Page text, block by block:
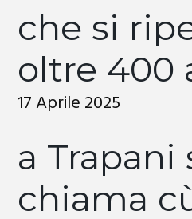
che si
oltre 400
17 Aprile 2025
a Trapani
chiama